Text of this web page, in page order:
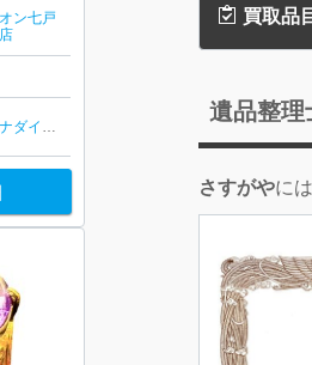
ン七戸
ダイヤモンド
買取品
遺品整理
さすがやには